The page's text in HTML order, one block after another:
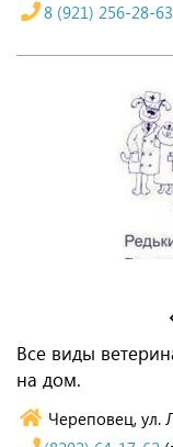
8 (921) 256-28-63
Все виды
на дом.
Череповец, ул.